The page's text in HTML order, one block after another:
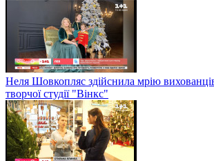
Неля Шовкопляс здійснила мрію вихованців
творчої студії "Вінкс"